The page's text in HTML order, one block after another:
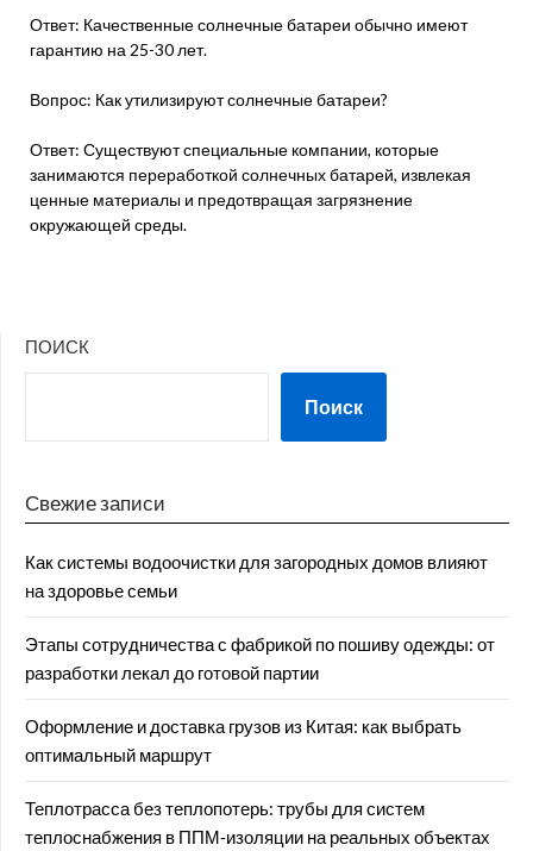
Ответ: Качественные солнечные батареи обычно имеют
гарантию на 25-30 лет.
Вопрос: Как утилизируют солнечные батареи?
Ответ: Существуют специальные компании, которые
занимаются переработкой солнечных батарей, извлекая
ценные материалы и предотвращая загрязнение
окружающей среды.
ПОИСК
Поиск
Свежие записи
Как системы водоочистки для загородных домов влияют
на здоровье семьи
Этапы сотрудничества с фабрикой по пошиву одежды: от
разработки лекал до готовой партии
Оформление и доставка грузов из Китая: как выбрать
оптимальный маршрут
Теплотрасса без теплопотерь: трубы для систем
теплоснабжения в ППМ‑изоляции на реальных объектах